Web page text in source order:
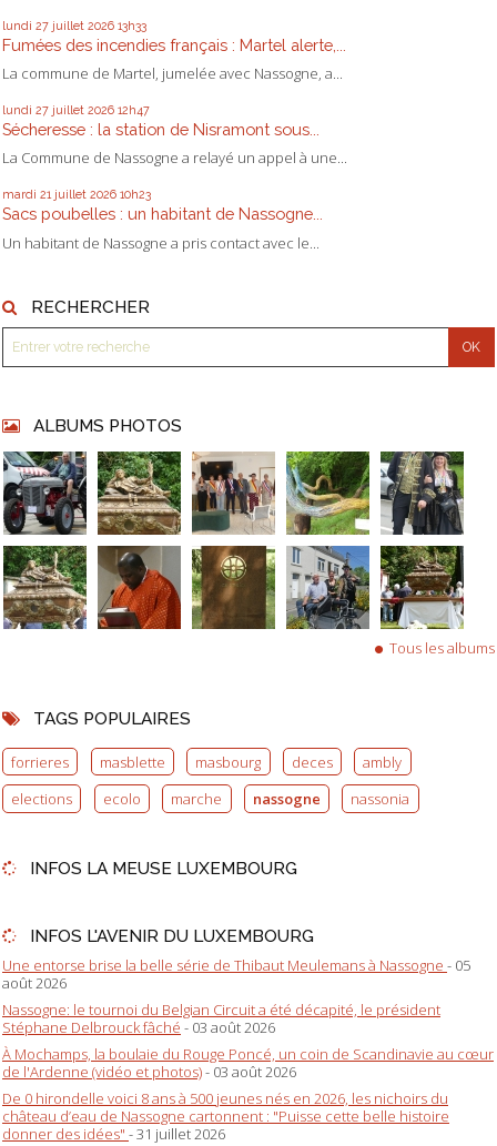
lundi 27 juillet 2026 13h33
Fumées des incendies français : Martel alerte,...
La commune de Martel, jumelée avec Nassogne, a...
lundi 27 juillet 2026 12h47
Sécheresse : la station de Nisramont sous...
La Commune de Nassogne a relayé un appel à une...
mardi 21 juillet 2026 10h23
Sacs poubelles : un habitant de Nassogne...
Un habitant de Nassogne a pris contact avec le...
RECHERCHER
ALBUMS PHOTOS
Tous les albums
TAGS POPULAIRES
forrieres masblette masbourg deces
ambly
elections
ecolo marche nassogne nassonia
INFOS LA MEUSE LUXEMBOURG
INFOS L'AVENIR DU LUXEMBOURG
Une entorse brise la belle série de Thibaut Meulemans à Nassogne - 05
août 2026
Nassogne: le tournoi du Belgian Circuit a été décapité, le président
Stéphane Delbrouck fâché - 03 août 2026
À Mochamps, la boulaie du Rouge Poncé, un coin de Scandinavie au cœur
de l'Ardenne (vidéo et photos)- 03 août 2026
De 0 hirondelle voici 8 ans à 500 jeunes nés en 2026, les nichoirs du
château d’eau de Nassogne cartonnent : "Puisse cette belle histoire
donner des idées" - 31 juillet 2026